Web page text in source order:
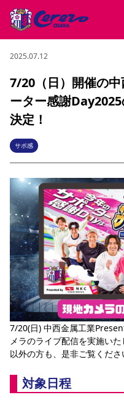
試合・チーム
試合について
試合日程 / 結果
チームについて
アカデミー ハナサカプレーヤ
観戦する
チケット
チケット情報 販売スケジュー
シーズンシート 法人シーズン
特定興行入場券 譲渡サービス
観戦ガイド
初めて観戦ガイド キッズ向け
観戦マナー&ルール ビジター
スタジアム
YANMAR HANASAKA
DAZNで観戦
DAZNで観戦
アウェイツアー
よくある質問
クラブを知る
セレッソ大阪について
クラブ紹介 沿革 シーズン記
サポートする
パートナー企業募集中 セレッ
セレッソアイデアちょうだいな
Lise（ライセンスビジネス）
サステナビリティ
サステナビリティポリシー
活動レポート
SPORT
スポーツクラブ
関連団体/施設
ファンクラブ
ファンクラブ
SAKURA SOCIO SAKURA
まいセレチケット 会員規定
ニュース
ニュース
すべて チーム グッズ チケ
ホームタウン パートナー ス
レディース
アカデミー
2025.07.12
7/20（日）開催の
ーター感謝
決定！
サポ感
7/20(日) 中西金属工業
メラのライブ配信を実施い
以外の方も、是非ご覧くださ
対象日程